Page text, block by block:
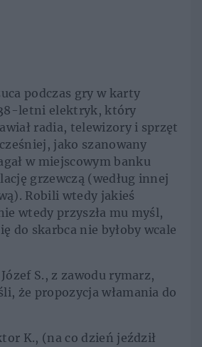
podczas gry w karty
letni elektryk, który
radia, telewizory i sprzęt
jako szanowany
w miejscowym banku
grzewczą (według innej
Robili wtedy jakieś
wtedy przyszła mu myśl,
do skarbca nie byłoby wcale
S., z zawodu rymarz,
że propozycja włamania do
K., (na co dzień jeździł